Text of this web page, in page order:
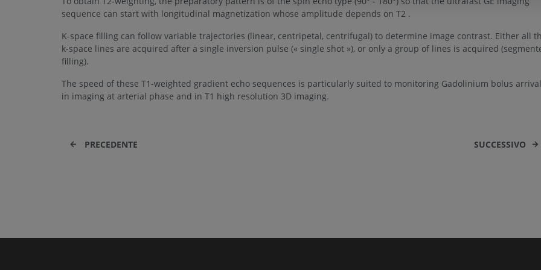
sequence can start with longitudinal magnetization whose amplitude depends on T2 .
K-space filling can follow variable trajectories (linear, centripetal, centrifugal) to determine image contrast. Either all
k-space lines are acquired after a single inversion pulse (« single shot »), or only a group of lines is acquired
filling).
The speed of these T1-weighted gradient echo sequences is particularly suited to monitoring Gadolinium bolus arrival
in imaging at arterial phase and in T1 high resolution 3D imaging.
PRECEDENTE SUCCESSIVO